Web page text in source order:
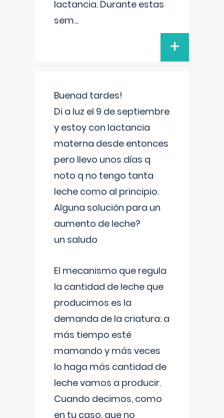
lactancia. Durante estas
sem...
+
Buenad tardes!
Di a luz el 9 de septiembre
y estoy con lactancia
materna desde entonces
pero llevo unos días q
noto q no tengo tanta
leche como al principio.
Alguna solución para un
aumento de leche?
un saludo
El mecanismo que regula
la cantidad de leche que
producimos es la
demanda de la criatura: a
más tiempo esté
mamando y más veces
lo haga más cantidad de
leche vamos a producir.
Cuando decimos, como
en tu caso, que no